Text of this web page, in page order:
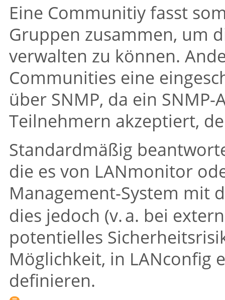
Eine Communitiy fasst
Gruppen zusammen, um
verwalten zu können.
Communities eine
über SNMP, da ein
Teilnehmern akzeptiert,
Standardmäßig
die es von LANmonitor
Management-System mit
dies jedoch (v. a. bei
potentielles
Möglichkeit, in LANconfig
definieren.